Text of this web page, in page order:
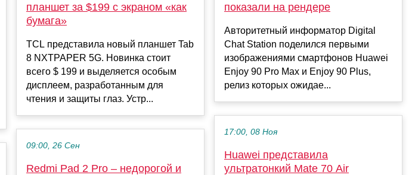
планшет за $199 с экраном «как
бумага»
TCL представила новый планшет Tab
8 NXTPAPER 5G. Новинка стоит
всего $ 199 и выделяется особым
дисплеем, разработанным для
чтения и защиты глаз. Устр...
09:00, 26 Сен
Redmi Pad 2 Pro – недорогой и
показали на рендере
Авторитетный информатор Digital
Chat Station поделился первыми
изображениями смартфонов Huawei
Enjoy 90 Pro Max и Enjoy 90 Plus,
релиз которых ожидае...
17:00, 08 Ноя
Huawei представила
ультратонкий Mate 70 Air